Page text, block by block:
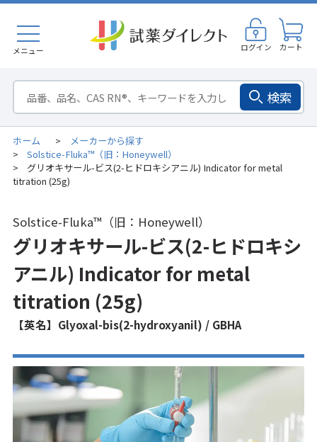
メニュー ログイン カート
検索
ホーム > メーカーから探す
> Solstice-Fluka™（旧：Honeywell）
>
グリオキサール-ビス(2-ヒドロキシアニル) Indicator for metal
titration (25g)
Solstice-Fluka™（旧：Honeywell）
グリオキサール-ビス(2-ヒドロキシ
アニル) Indicator for metal
titration (25g)
【英名】Glyoxal-bis(2-hydroxyanil) / GBHA